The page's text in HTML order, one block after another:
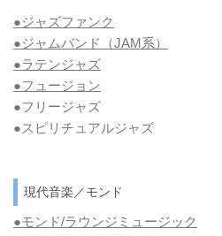
●ジャズファンク
●ジャムバンド（JAM系）
●ラテンジャズ
●フュージョン
●フリージャズ
●スピリチュアルジャズ
現代音楽／モンド
●モンド/ラウンジミュージック